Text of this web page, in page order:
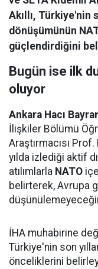
Akıllı, Türkiye'nin
dönüşümünün
güçlendirdiğini
Bugün ise ilk
oluyor
Ankara Hacı
İlişkiler Bölümü
Araştırmacısı
yılda izlediği aktif
atılımlarla NATO
belirterek, Avrupa
İHA muhabirine
Türkiye'nin son
önceliklerini